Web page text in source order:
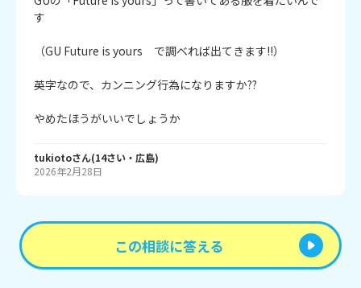
す
（GU Future is yours　で調べれば出てきます!!）
英字なので、カンニング行為になりますか??
やめたほうがいいでしょうか
tukiotoさん(14さい・ 広島)
2026年2月28日
この相談に答える